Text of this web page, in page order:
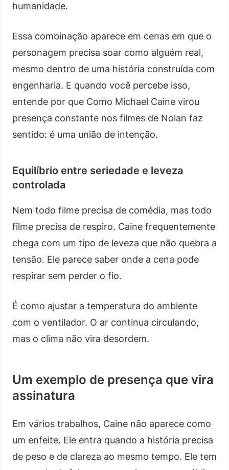
humanidade.
Essa combinação aparece em cenas em que o
personagem precisa soar como alguém real,
mesmo dentro de uma história construída com
engenharia. E quando você percebe isso,
entende por que Como Michael Caine virou
presença constante nos filmes de Nolan faz
sentido: é uma união de intenção.
Equilíbrio entre seriedade e leveza
controlada
Nem todo filme precisa de comédia, mas todo
filme precisa de respiro. Caine frequentemente
chega com um tipo de leveza que não quebra a
tensão. Ele parece saber onde a cena pode
respirar sem perder o fio.
É como ajustar a temperatura do ambiente
com o ventilador. O ar continua circulando,
mas o clima não vira desordem.
Um exemplo de presença que vira
assinatura
Em vários trabalhos, Caine não aparece como
um enfeite. Ele entra quando a história precisa
de peso e de clareza ao mesmo tempo. Ele tem